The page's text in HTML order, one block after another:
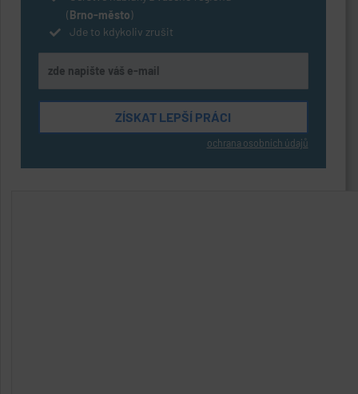
(Brno-město)
Jde to kdykoliv zrušit
ochrana osobních údajů